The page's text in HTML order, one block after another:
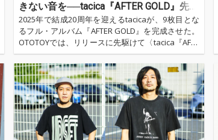
きない音を──tacica『AFTER GOLD』先行
試聴会&公開インタヴュー
2025年で結成20周年を迎えるtacicaが、9枚目とな
るフル・アルバム『AFTER GOLD』を完成させた。
OTOTOYでは、リリースに先駆けて〈tacica『AFTE
R GOLD』先行試聴会〉を2024年10月26日(土)に開
催。併せて実施した公開インタヴューにはtacicaの
ふたりに加えてプロデューサーの野村陽一郎も登壇
し、今作のテーマとなった“錆”についてや、〈TAG
O STUDIO TAKASAKI〉でのレコーディング合宿に
ついてなど、さまざまな角度から本作へと迫った。
ここでは、当日の公開インタ…